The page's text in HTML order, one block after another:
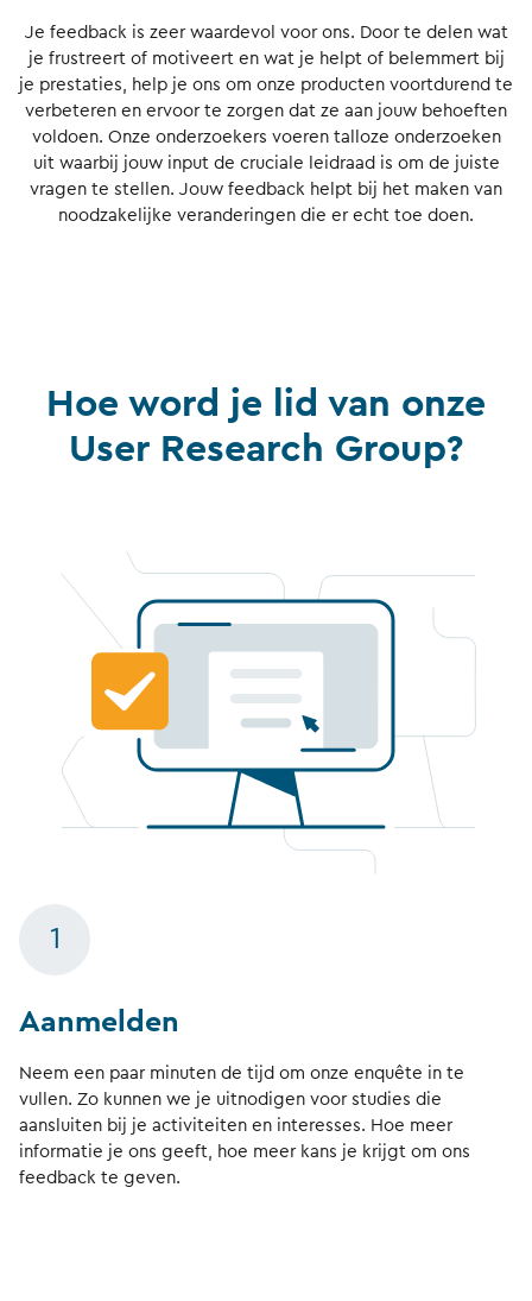
Je feedback is zeer waardevol voor ons. Door te delen wat
je frustreert of motiveert en wat je helpt of belemmert bij
je prestaties, help je ons om onze producten voortdurend te
verbeteren en ervoor te zorgen dat ze aan jouw behoeften
voldoen. Onze onderzoekers voeren talloze onderzoeken
uit waarbij jouw input de cruciale leidraad is om de juiste
vragen te stellen. Jouw feedback helpt bij het maken van
noodzakelijke veranderingen die er echt toe doen.
Hoe word je lid van onze
User Research Group?
1
Aanmelden
Neem een paar minuten de tijd om onze enquête in te
vullen. Zo kunnen we je uitnodigen voor studies die
aansluiten bij je activiteiten en interesses. Hoe meer
informatie je ons geeft, hoe meer kans je krijgt om ons
feedback te geven.